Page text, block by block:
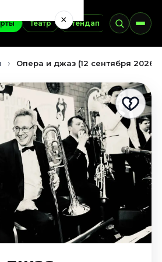
Театр Стендап Выставки
×
Опера и джаз (12 сентября 2026)